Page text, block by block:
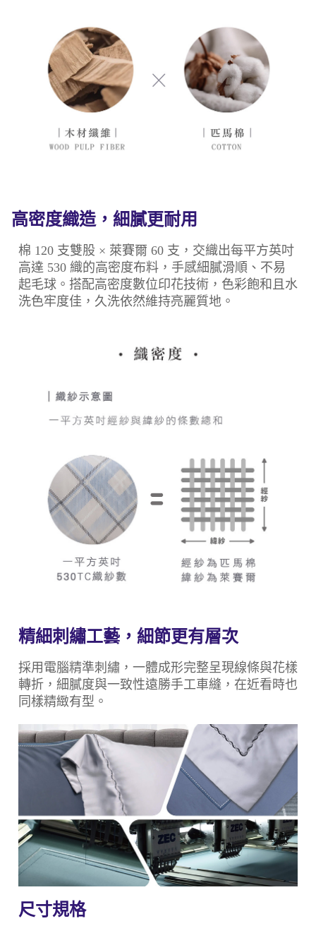
高密度織造，細膩更耐用
棉 120 支雙股 × 萊賽爾 60 支，交織出每平方英吋
高達 530 織的高密度布料，手感細膩滑順、不易
起毛球。搭配高密度數位印花技術，色彩飽和且水
洗色牢度佳，久洗依然維持亮麗質地。
精細刺繡工藝，細節更有層次
採用電腦精準刺繡，一體成形完整呈現線條與花樣
轉折，細膩度與一致性遠勝手工車縫，在近看時也
同樣精緻有型。
尺寸規格